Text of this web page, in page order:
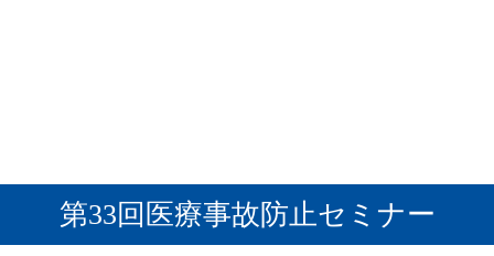
第33回医療事故防止セミナー